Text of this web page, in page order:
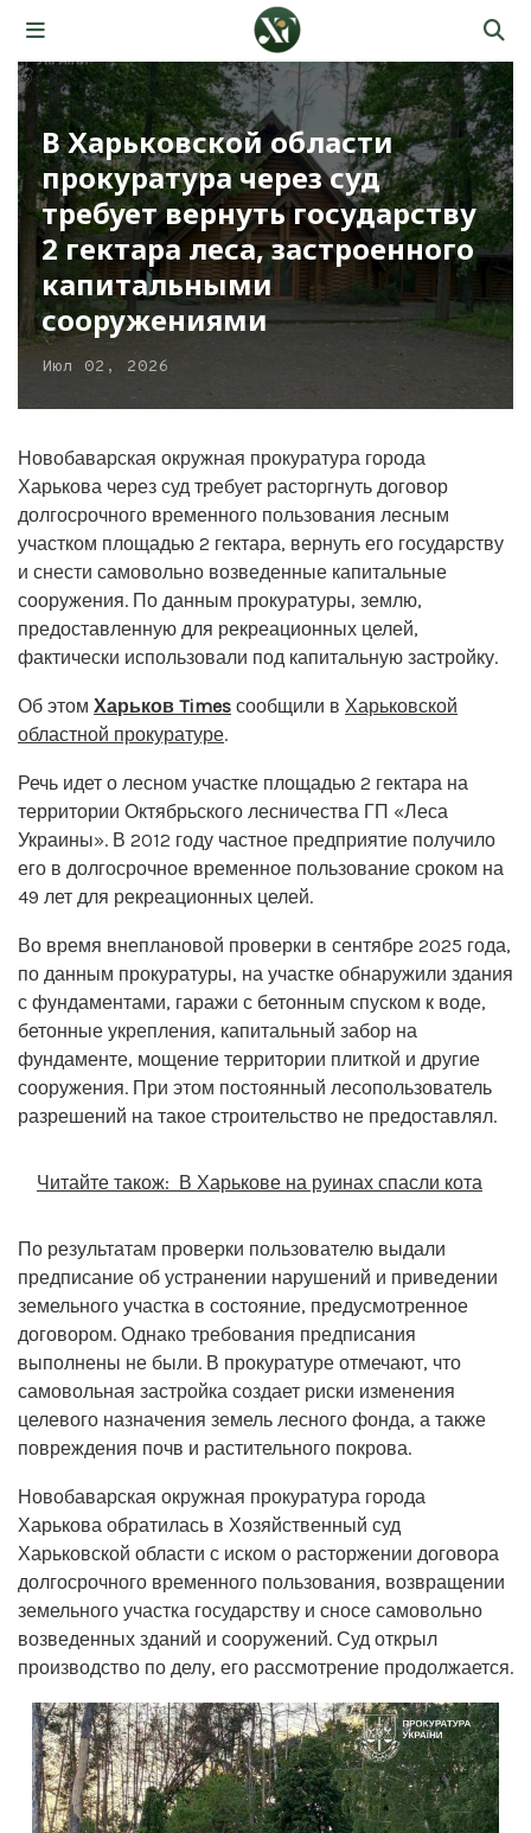
В Харьковской области
прокуратура через суд
требует вернуть государству
2 гектара леса, застроенного
капитальными
сооружениями
Июл 02, 2026
Новобаварская окружная прокуратура города
Харькова через суд требует расторгнуть договор
долгосрочного временного пользования лесным
участком площадью 2 гектара, вернуть его государству
и снести самовольно возведенные капитальные
сооружения. По данным прокуратуры, землю,
предоставленную для рекреационных целей,
фактически использовали под капитальную застройку.
Об этом Харьков Times сообщили в Харьковской
областной прокуратуре.
Речь идет о лесном участке площадью 2 гектара на
территории Октябрьского лесничества ГП «Леса
Украины». В 2012 году частное предприятие получило
его в долгосрочное временное пользование сроком на
49 лет для рекреационных целей.
Во время внеплановой проверки в сентябре 2025 года,
по данным прокуратуры, на участке обнаружили здания
с фундаментами, гаражи с бетонным спуском к воде,
бетонные укрепления, капитальный забор на
фундаменте, мощение территории плиткой и другие
сооружения. При этом постоянный лесопользователь
разрешений на такое строительство не предоставлял.
Читайте також: В Харькове на руинах спасли кота
По результатам проверки пользователю выдали
предписание об устранении нарушений и приведении
земельного участка в состояние, предусмотренное
договором. Однако требования предписания
выполнены не были. В прокуратуре отмечают, что
самовольная застройка создает риски изменения
целевого назначения земель лесного фонда, а также
повреждения почв и растительного покрова.
Новобаварская окружная прокуратура города
Харькова обратилась в Хозяйственный суд
Харьковской области с иском о расторжении договора
долгосрочного временного пользования, возвращении
земельного участка государству и сносе самовольно
возведенных зданий и сооружений. Суд открыл
производство по делу, его рассмотрение продолжается.